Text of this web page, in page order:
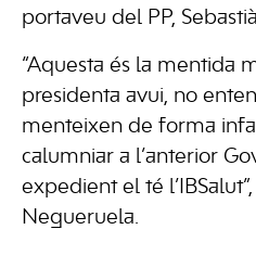
portaveu del PP,
“Aquesta és la mentida
presidenta avui, no
menteixen de forma
calumniar a l’anterior
expedient el té
Negueruela.